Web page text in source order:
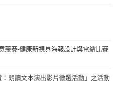
競賽-健康新視界海報設計與電繪比賽
朗讀文本演出影片徵選活動」之活動